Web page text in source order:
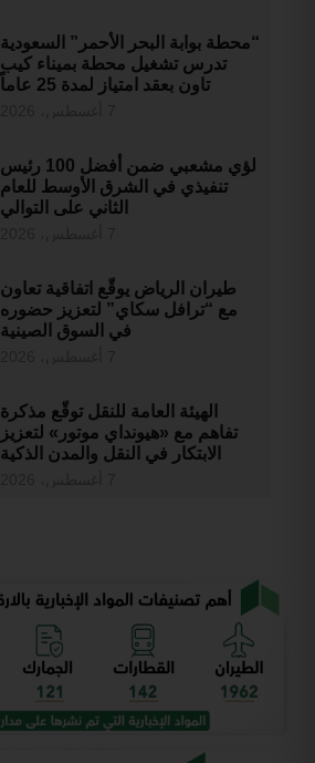
“محطة بوابة البحر الأحمر” السعودية
تدرس تشغيل محطة بميناء كيب
تاون بعقد امتياز لمدة 25 عاماً
لؤي مشعبي ضمن أفضل 100 رئيس
تنفيذي في الشرق الأوسط للعام
الثاني على التوالي
طيران الرياض يوقّع اتفاقية تعاون
مع “ترافل سكاي” لتعزيز حضوره
في السوق الصينية
الهيئة العامة للنقل توقّع مذكرة
تفاهم مع «هيونداي موتور» لتعزيز
الابتكار في النقل والمدن الذكية